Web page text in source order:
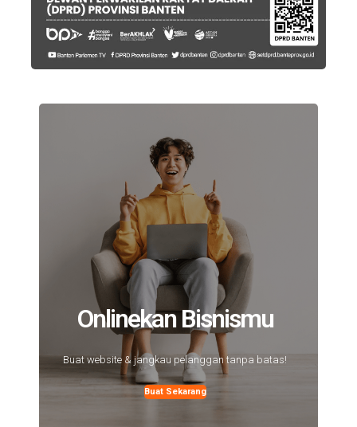
Onlinekan Bisnismu
Buat website & jangkau pelanggan tanpa batas!
Buat Sekarang